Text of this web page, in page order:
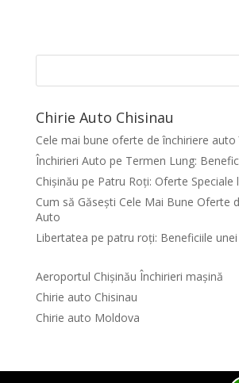
Chirie Auto Chisinau
Cele mai bune oferte de închiriere auto
Închirieri Auto pe Termen Lung:
Chișinău pe Patru Roți: Oferte Speciale
Cum să Găsești Cele Mai Bune Oferte
Auto
Libertatea pe patru roți: Beneficiile
Aeroportul Chișinău Închirieri mașină
Chirie auto Chisinau
Chirie auto Moldova